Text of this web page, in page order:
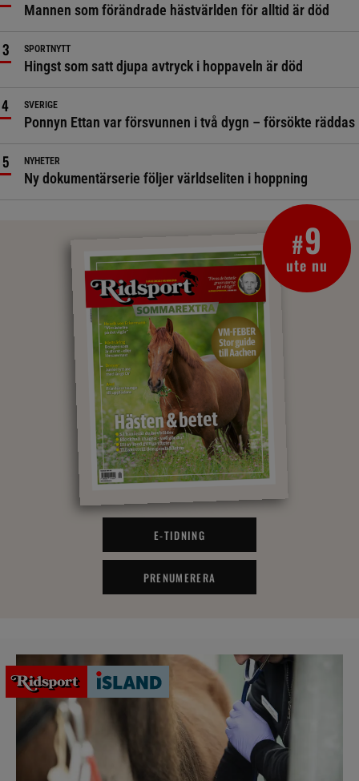
Mannen som förändrade hästvärlden för alltid är död
SPORTNYTT
Hingst som satt djupa avtryck i hoppaveln är död
SVERIGE
Ponnyn Ettan var försvunnen i två dygn – försökte räddas
NYHETER
Ny dokumentärserie följer världseliten i hoppning
#9
ute nu
E-TIDNING
PRENUMERERA